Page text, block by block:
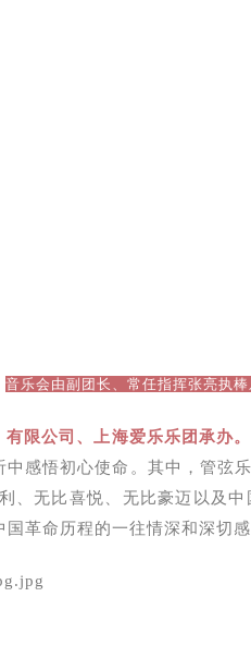
音乐会由副团长、常任指挥张亮执棒
限公司、上海爱乐乐团承办。
感悟初心使命。 其中，管弦
、无比喜悦、无比豪迈以及
革命历程的一往情深和深切